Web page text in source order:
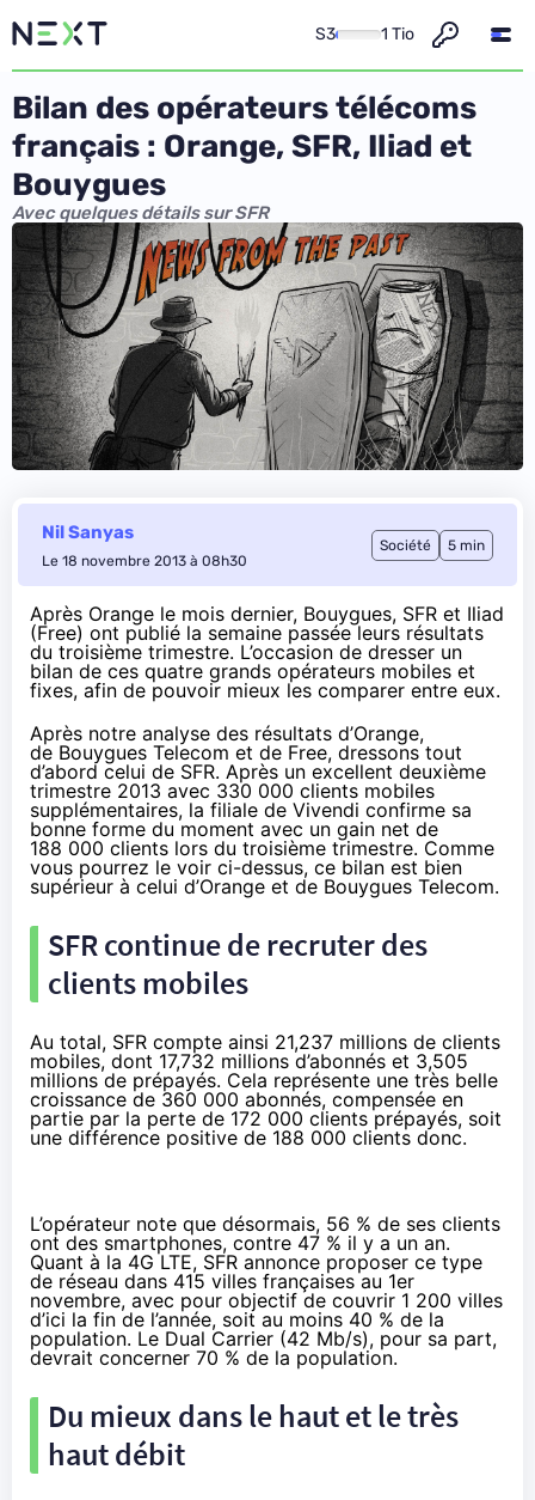
S3 1 Tio
Bilan des opérateurs télécoms
français : Orange, SFR, Iliad et
Bouygues
Avec quelques détails sur SFR
Nil Sanyas
Le 18 novembre 2013 à 08h30
Société 5 min
Après Orange le mois dernier, Bouygues, SFR et Iliad
(Free) ont publié la semaine passée leurs résultats
du troisième trimestre. L’occasion de dresser un
bilan de ces quatre grands opérateurs mobiles et
fixes, afin de pouvoir mieux les comparer entre eux.
Après notre analyse des résultats d’Orange,
de Bouygues Telecom et de Free, dressons tout
d’abord celui de SFR. Après un excellent deuxième
trimestre 2013 avec 330 000 clients mobiles
supplémentaires, la filiale de Vivendi confirme sa
bonne forme du moment avec un gain net de
188 000 clients lors du troisième trimestre. Comme
vous pourrez le voir ci-dessus, ce bilan est bien
supérieur à celui d’Orange et de Bouygues Telecom.
SFR continue de recruter des
clients mobiles
Au total, SFR compte ainsi 21,237 millions de clients
mobiles, dont 17,732 millions d’abonnés et 3,505
millions de prépayés. Cela représente une très belle
croissance de 360 000 abonnés, compensée en
partie par la perte de 172 000 clients prépayés, soit
une différence positive de 188 000 clients donc.
L’opérateur note que désormais, 56 % de ses clients
ont des smartphones, contre 47 % il y a un an.
Quant à la 4G LTE, SFR annonce proposer ce type
de réseau dans 415 villes françaises au 1er
novembre, avec pour objectif de couvrir 1 200 villes
d’ici la fin de l’année, soit au moins 40 % de la
population. Le Dual Carrier (42 Mb/s), pour sa part,
devrait concerner 70 % de la population.
Du mieux dans le haut et le très
haut débit